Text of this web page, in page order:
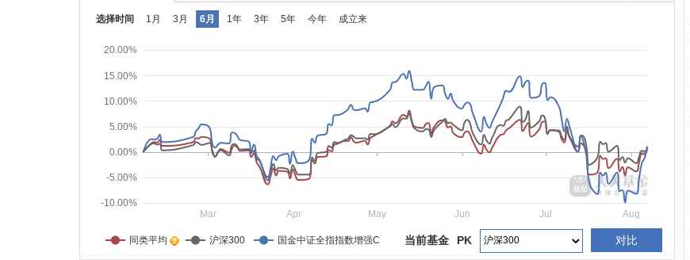
选择时间 1月 3月 6月 1年 3年 5年 今年 成立来
-10.00%
-5.00%
0.00%
5.00%
10.00%
15.00%
20.00%
Mar Apr May Jun Jul Aug
同类平均 沪深300 国金中证全指指数增强C 对比
PK
当前基金